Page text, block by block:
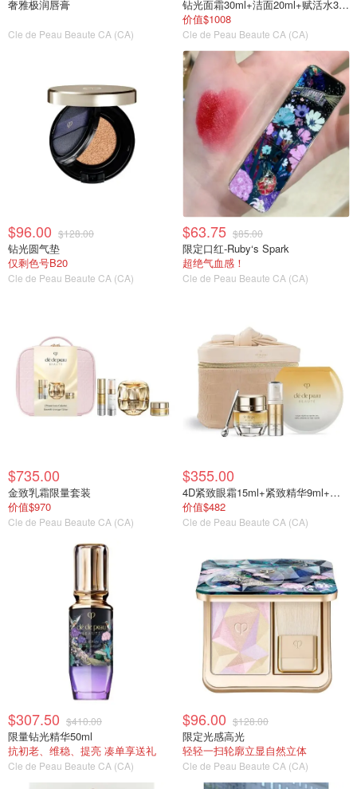
奢雅极润唇膏
Cle de Peau Beaute CA (CA)
钻光面霜30ml+洁面20ml+赋活水30ml+乳液12ml+精华7ml+美白精华9ml+美白面膜1片+化妆棉36片+化妆包
价值$1008
Cle de Peau Beaute CA (CA)
$96.00 $128.00
钻光圆气垫
仅剩色号B20
Cle de Peau Beaute CA (CA)
$63.75 $85.00
限定口红-Ruby‘s Spark
超绝气血感！
Cle de Peau Beaute CA (CA)
$735.00
金致乳霜限量套装
价值$970
Cle de Peau Beaute CA (CA)
$355.00
4D紧致眼霜15ml+紧致精华9ml+抚纹抗皱眼膜1片
价值$482
Cle de Peau Beaute CA (CA)
$307.50 $410.00
限量钻光精华50ml
抗初老、维稳、提亮 凑单享送礼
Cle de Peau Beaute CA (CA)
$96.00 $128.00
限定光感高光
轻轻一扫轮廓立显自然立体
Cle de Peau Beaute CA (CA)